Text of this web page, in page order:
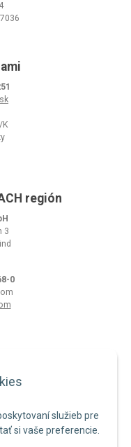
služieb pre
si vaše preferencie.
K
región
3
0